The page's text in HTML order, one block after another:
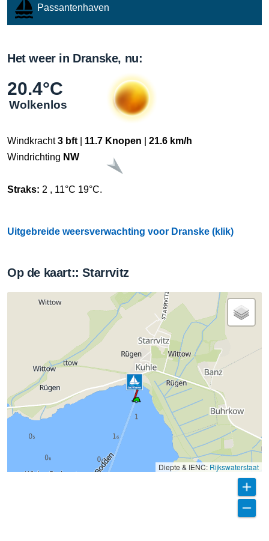
Passantenhaven
Het weer in Dranske, nu:
20.4°C
Wolkenlos
Windkracht3 bft 11.7 Knopen
21.6 km/h
Windrichting NW
Straks: 2 , 11°C 19°C.
Uitgebreide weersverwachting voor Dranske (klik)
Op de kaart:: Starrvitz
Diepte & IENC: Rijkswaterstaat